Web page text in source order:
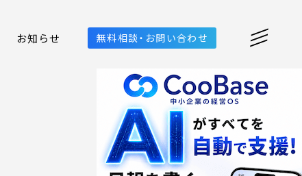
お知らせ 無料相談・お問い合わせ